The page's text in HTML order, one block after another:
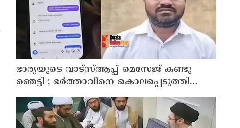
ഭാര്യയുടെ വാട്സ്ആപ്പ് മെസേജ് കണ്ടു
ഞെട്ടി ; ഭര്‍ത്താവിനെ കൊലപ്പെടുത്തി
മരണം റോഡപകടമാക്കി മാറ്റാന്‍
കാമുകനുമായി പദ്ധതിയിട്ട യുവതിയും
സുഹൃത്തും ഒളിവില്‍